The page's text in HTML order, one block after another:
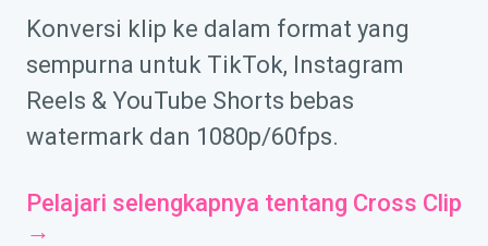
Konversi klip ke dalam format yang
sempurna untuk TikTok, Instagram
Reels & YouTube Shorts bebas
watermark dan 1080p/60fps.
Pelajari selengkapnya tentang Cross Clip
→